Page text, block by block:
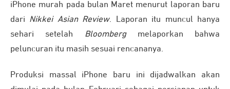
iPhone murah pada bulan Maret menurut laporan baru
dari Nikkei Asian Review. Laporan itu muncul hanya
sehari setelah Bloombergmelaporkan bahwa
peluncuran itu masih sesuai rencananya.
Produksi massal iPhone baru ini dijadwalkan akan